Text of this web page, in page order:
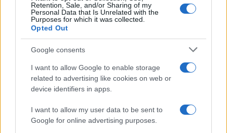
Retention, Sale, and/or Sharing of my
Personal Data that Is Unrelated with the
Purposes for which it was collected.
Opted Out
Google consents
I want to allow Google to enable storage
related to advertising like cookies on web or
device identifiers in apps.
I want to allow my user data to be sent to
Google for online advertising purposes.
Evento sportivo e culturale a Calcio: programma e dettagli